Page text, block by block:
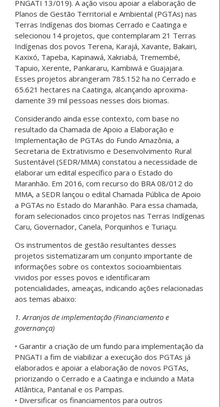
PNGATI 13/019). A ação visou apoiar a elaboração de
Planos de Gestão Territorial e Ambiental (PGTAs) nas
Terras Indígenas dos biomas Cerrado e Caatinga e
selecionou 14 projetos, que contemplaram 21 Terras
Indígenas dos povos Terena, Karajá, Xavante, Bakairi,
Kaxixó, Tapeba, Kapinawá, Xakriabá, Tremembé,
Tapuio, Xerente, Pankararu, Kambiwá e Guajajara.
Esses projetos abrangeram 785.152 ha no Cerrado e
65.621 hectares na Caatinga, alcançando aproxima-
damente 39 mil pessoas nesses dois biomas.
Considerando ainda esse contexto, com base no
resultado da Chamada de Apoio a Elaboração e
Implementação de PGTAs do Fundo Amazônia, a
Secretaria de Extrativismo e Desenvolvimento Rural
Sustentável (SEDR/MMA) constatou a necessidade de
elaborar um edital específico para o Estado do
Maranhão. Em 2016, com recurso do BRA 08/012 do
MMA, a SEDR lançou o edital Chamada Pública de Apoio
a PGTAs no Estado do Maranhão. Para essa chamada,
foram selecionados cinco projetos nas Terras Indígenas
Caru, Governador, Canela, Porquinhos e Turiaçu.
Os instrumentos de gestão resultantes desses
projetos sistematizaram um conjunto importante de
informações sobre os contextos socioambientais
vividos por esses povos e identificaram
potencialidades, ameaças, indicando ações relacionadas
aos temas abaixo:
1. Arranjos de implementação (Financiamento e
governança)
• Garantir a criação de um fundo para implementação da
PNGATI a fim de viabilizar a execução dos PGTAs já
elaborados e apoiar a elaboração de novos PGTAs,
priorizando o Cerrado e a Caatinga e incluindo a Mata
Atlântica, Pantanal e os Pampas.
• Diversificar os financiamentos para outros